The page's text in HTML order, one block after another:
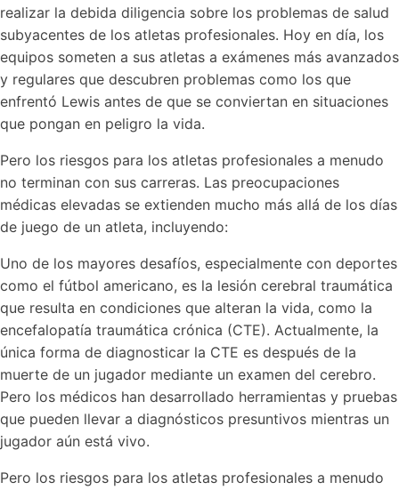
realizar la debida diligencia sobre los problemas de salud
subyacentes de los atletas profesionales. Hoy en día, los
equipos someten a sus atletas a exámenes más avanzados
y regulares que descubren problemas como los que
enfrentó Lewis antes de que se conviertan en situaciones
que pongan en peligro la vida.
Pero los riesgos para los atletas profesionales a menudo
no terminan con sus carreras. Las preocupaciones
médicas elevadas se extienden mucho más allá de los días
de juego de un atleta, incluyendo:
Uno de los mayores desafíos, especialmente con deportes
como el fútbol americano, es la lesión cerebral traumática
que resulta en condiciones que alteran la vida, como la
encefalopatía traumática crónica (CTE). Actualmente, la
única forma de diagnosticar la CTE es después de la
muerte de un jugador mediante un examen del cerebro.
Pero los médicos han desarrollado herramientas y pruebas
que pueden llevar a diagnósticos presuntivos mientras un
jugador aún está vivo.
Pero los riesgos para los atletas profesionales a menudo